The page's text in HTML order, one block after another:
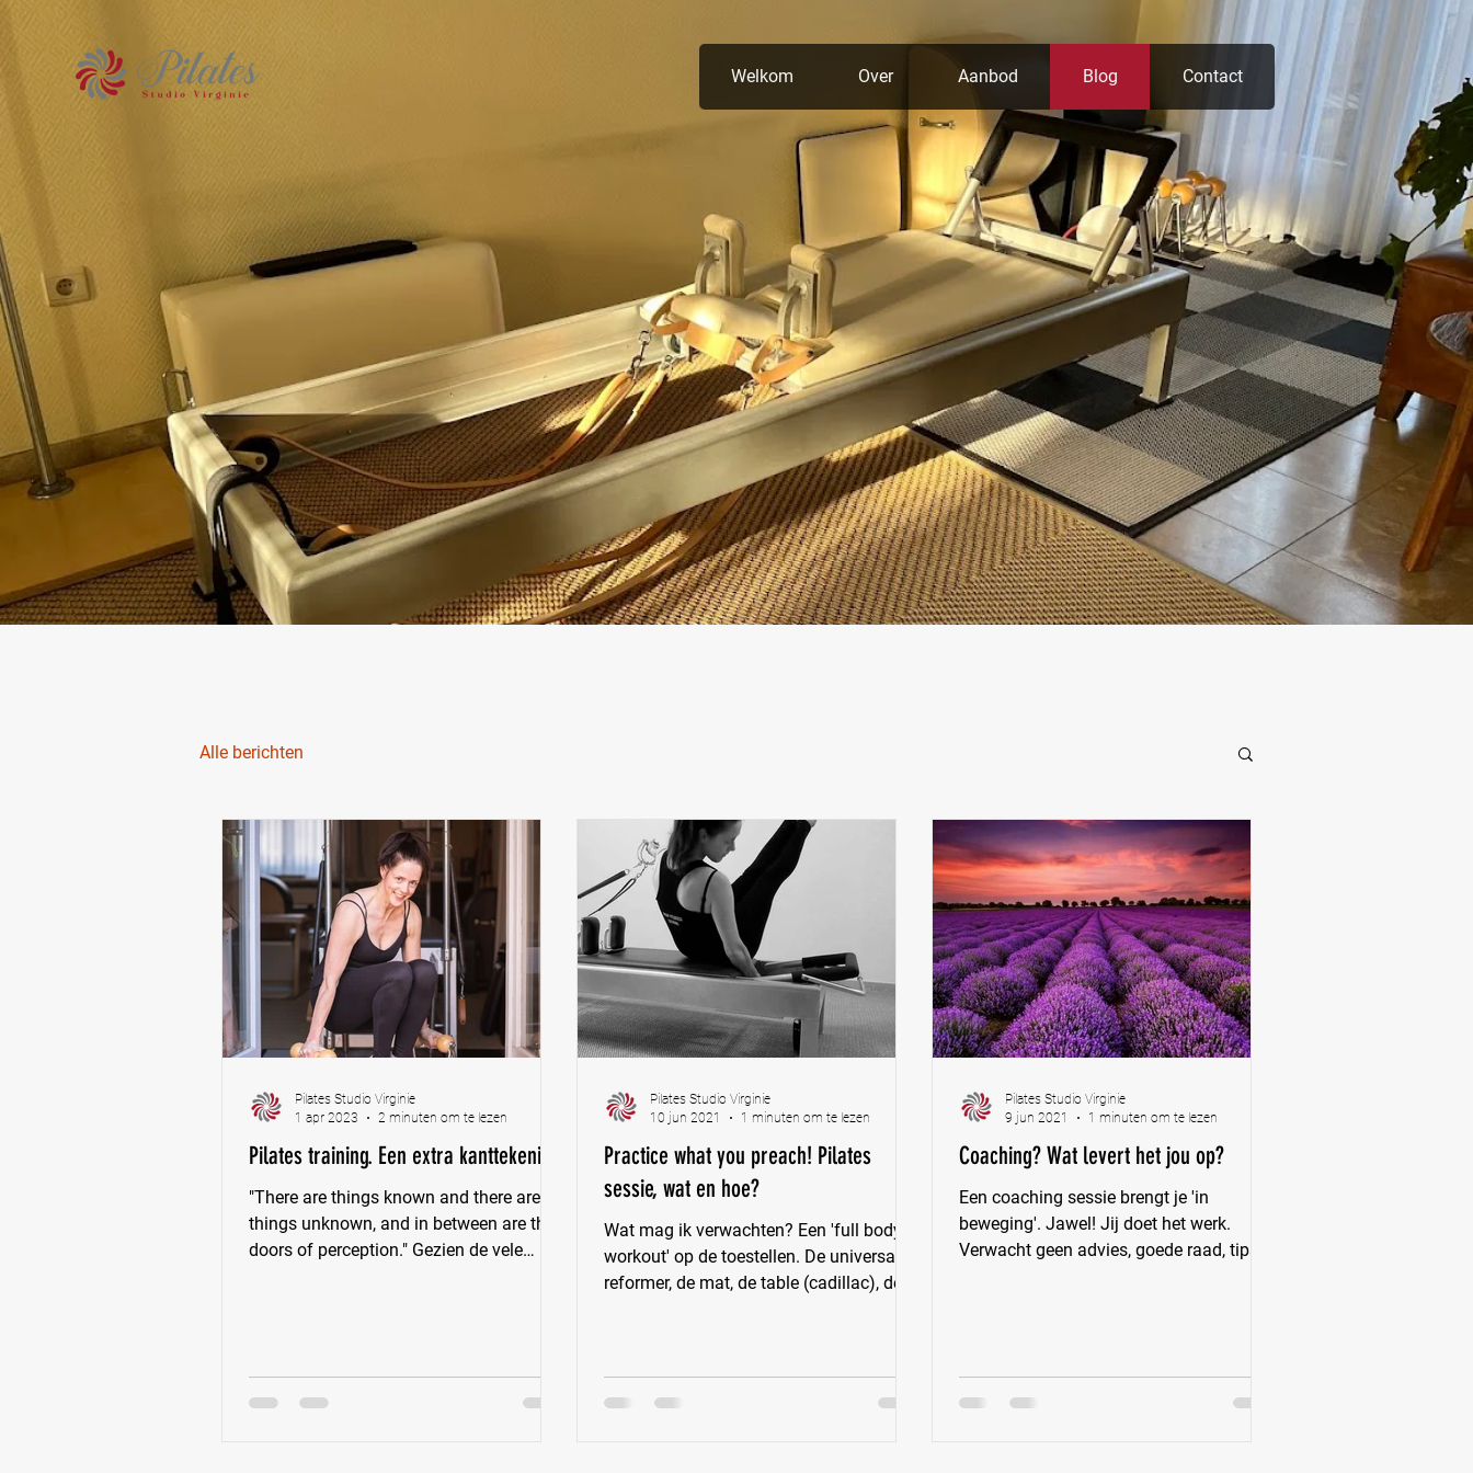
Welkom Over Aanbod Blog Contact
REFORM
YOUR BODY
Alle berichten
Pilates training. Een extra kanttekening.
"There are things known and there are
things unknown, and in between are the
doors of perception." Gezien de vele
Pilates Studio Virginie
1 apr 2023
2 minuten om te lezen
Practice what you preach! Pilates
sessie, wat en hoe?
Wat mag ik verwachten? Een 'full body
workout' op de toestellen. De universal
reformer, de mat, de table (cadillac), de
Pilates Studio Virginie
10 jun 2021
1 minuten om te lezen
Coaching? Wat levert het jou op?
Een coaching sessie brengt je 'in
beweging'. Jawel! Jij doet het werk.
Verwacht geen advies, goede raad, tips &
Pilates Studio Virginie
9 jun 2021
1 minuten om te lezen